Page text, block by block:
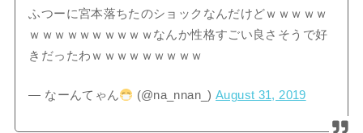
ふつーに宮本落ちたのショックなんだけどｗｗｗｗｗ
ｗｗｗｗｗｗｗｗｗｗなんか性格すごい良さそうで好
きだったわｗｗｗｗｗｗｗｗｗ
— なーんてゃん (@na_nnan_)August 31, 2019